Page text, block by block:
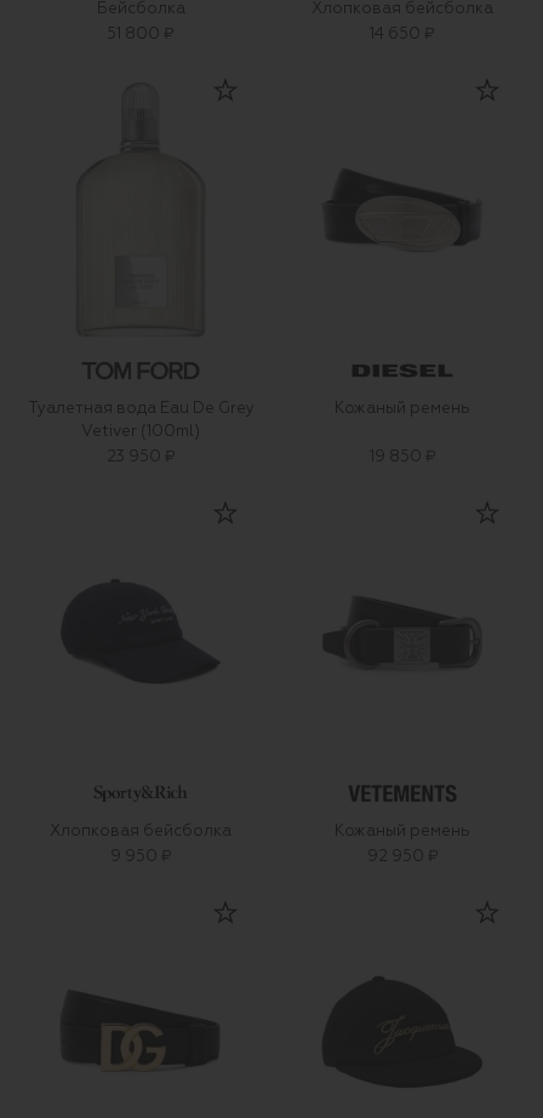
Бейсболка
51 800 ₽
Хлопковая бейсболка
14 650 ₽
Туалетная вода Eau De Grey
Vetiver (100ml)
23 950 ₽
Кожаный ремень
19 850 ₽
Хлопковая бейсболка
9 950 ₽
Кожаный ремень
92 950 ₽